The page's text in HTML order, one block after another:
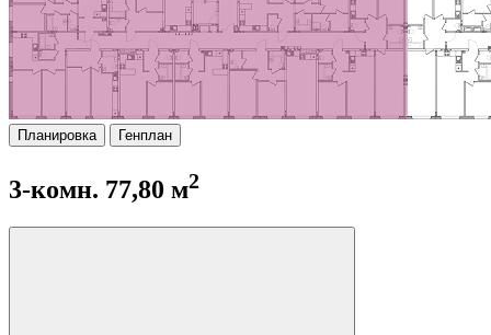
Планировка Генплан
3-комн. 77,80 м2